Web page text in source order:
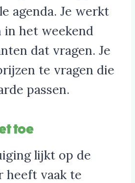
agenda. Je werkt
in het weekend
dat vragen. Je
te vragen die
passen.
toe
lijkt op de
heeft vaak te